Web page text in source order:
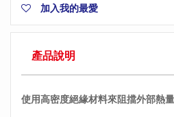
加入我的最愛
產品說明
使用高密度絕緣材料來阻擋外部熱